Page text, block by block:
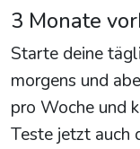
3 Monate
Starte deine
morgens und
pro Woche und
Teste jetzt auch